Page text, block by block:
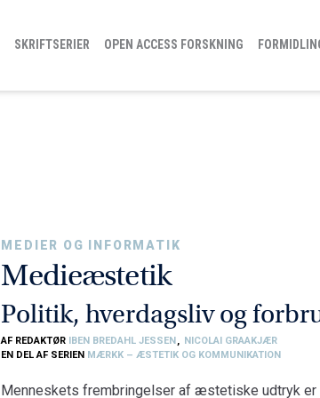
SKRIFTSERIER OPEN ACCESS FORSKNING
MEDIER OG INFORMATIK
Medieæstetik
Politik, hverdagsliv og
AF REDAKTØR IBEN BREDAHL JESSEN, NICOLAI GRAAKJÆR
EN DEL AF SERIEN MÆRKK – ÆSTETIK OG KOMMUNIKATION
Menneskets frembringelser af æstetiske udtryk